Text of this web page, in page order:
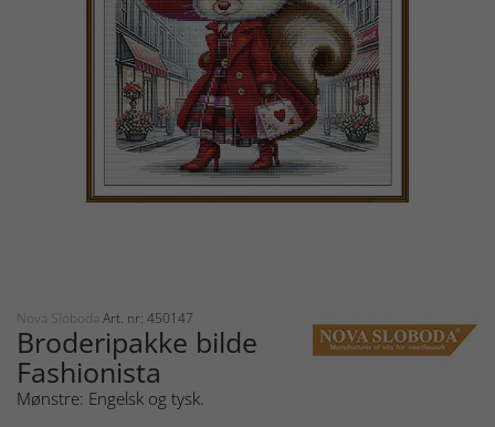
Nova Sloboda Art. nr: 450147
Broderipakke bilde
Fashionista
Mønstre: Engelsk og tysk.